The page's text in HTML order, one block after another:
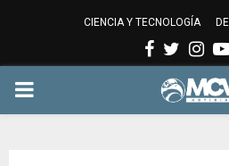
CIENCIA Y TECNOLOGÍA
PRIMARY